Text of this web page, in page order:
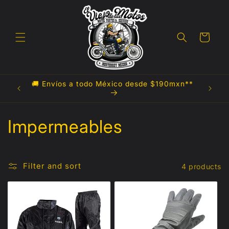
Cart
🚚 Envíos a todo México desde $190mxn**
C
l
Impermeables
Filter and sort 4 products